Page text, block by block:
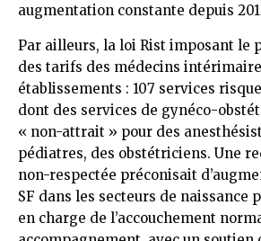
augmentation constante depuis
Par ailleurs, la loi Rist imposant le
des tarifs des médecins
établissements : 107 services
dont des services de gynéco-
« non-attrait » pour des
pédiatres, des obstétriciens. Une
non-respectée préconisait
SF dans les secteurs de naissance
en charge de l’accouchement